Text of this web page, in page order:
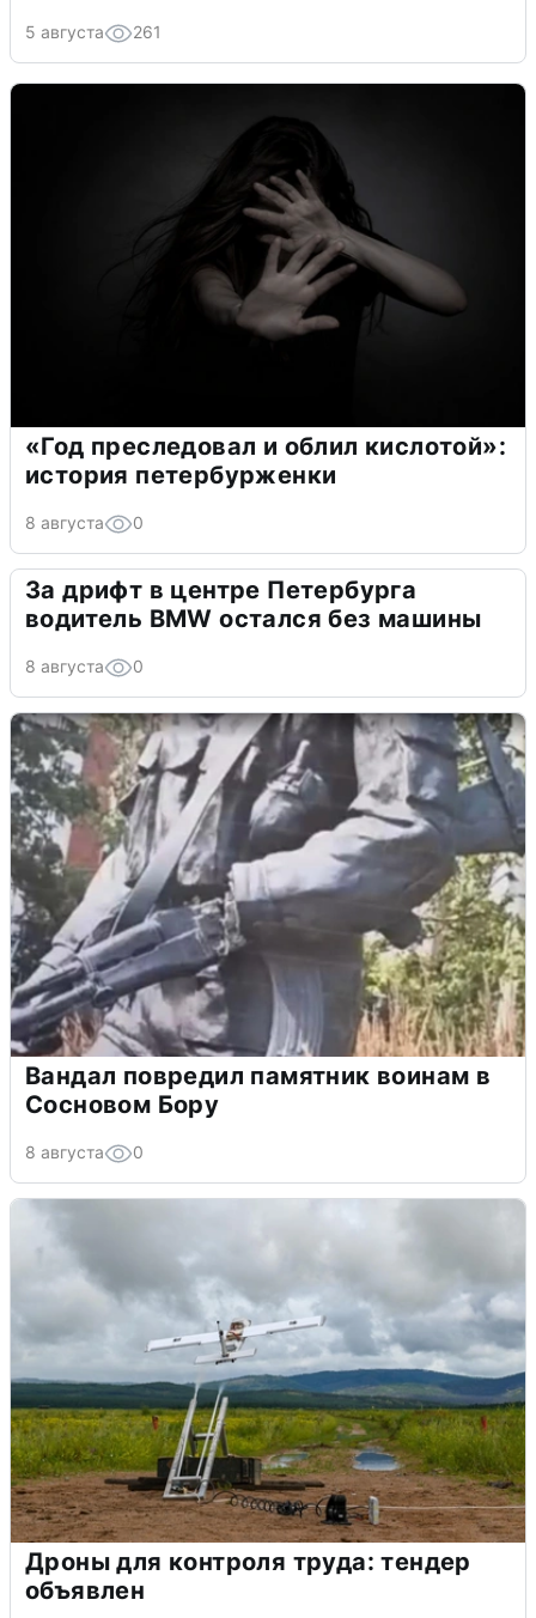
5 августа 261
«Год преследовал и облил кислотой»:
история петербурженки
8 августа 0
За дрифт в центре Петербурга
водитель BMW остался без машины
8 августа 0
Вандал повредил памятник воинам в
Сосновом Бору
8 августа 0
Дроны для контроля труда: тендер
объявлен